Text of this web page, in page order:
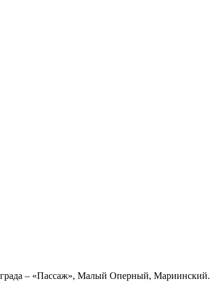
– «Пассаж», Малый Оперный, Мариинский.